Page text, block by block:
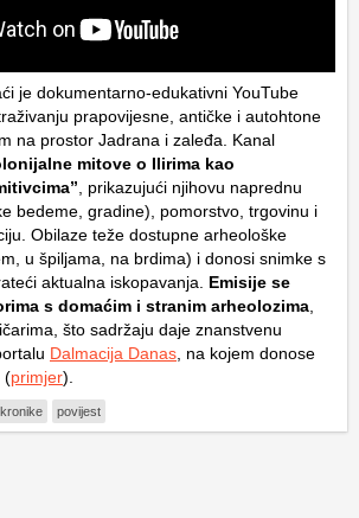
je dokumentarno-edukativni YouTube
prapovijesne, antičke i autohtone
na prostor Jadrana i zaleđa. Kanal
mitove o Ilirima kao
, prikazujući njihovu naprednu
bedeme, gradine), pomorstvo, trgovinu i
Obilaze teže dostupne arheološke
u špiljama, na brdima) i donosi snimke s
aktualna iskopavanja. Emisije se
s domaćim i stranim arheolozima
što sadržaju daje znanstvenu
Dalmacija Danas , na kojem donose
(primjer).
povijest